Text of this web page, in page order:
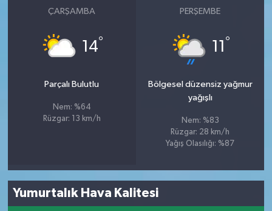
ÇARŞAMBA
14°
Parçalı Bulutlu
Nem: %64
Rüzgar: 13 km/h
PERŞEMBE
11 °
Bölgesel düzensiz yağmur
yağışlı
Nem: %83
Rüzgar: 28 km/h
Yağış Olasılığı: %87
Yumurtalık Hava Kalitesi